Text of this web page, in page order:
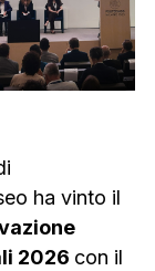
ha vinto il
2026 con il